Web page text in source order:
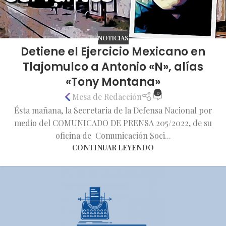
NOTICIAS
Detiene el Ejercicio Mexicano en
Tlajomulco a Antonio «N», alías
«Tony Montana»
Mesa de Redacción 0
Ésta mañana, la Secretaria de la Defensa Nacional por
medio del COMUNICADO DE PRENSA 205/2022, de su
oficina de Comunicación Soci...
CONTINUAR LEYENDO